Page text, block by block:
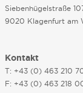
Siebenhügelstraße
9020 Klagenfurt am
Kontakt
T: +43 (0) 463 210
F: +43 (0) 463 218